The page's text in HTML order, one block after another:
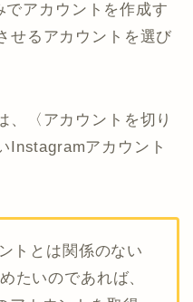
アカウントを作成す
せるアカウントを選び
、〈アカウントを切り
Instagramアカウント
トとは関係のない
たいのであれば、